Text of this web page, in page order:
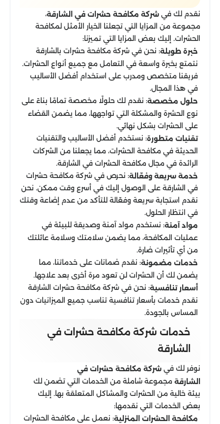
نقدم لك في شركة مكافحة حشرات في الشارقة،
مجموعة من المزايا التي تجعلنا الخيار الأمثل لمكافحة
الحشرات. إليك بعض المزايا التي تميزنا:
خبرة طويلة: نحن في شركة مكافحة حشرات بالشارقة
نتمتع بخبرة واسعة في التعامل مع جميع أنواع الحشرات.
فريقنا متخصص ومدرب على استخدام أفضل الأساليب
في هذا المجال.
حلول مخصصة: نقدم لك حلولًا مخصصة تمامًا بناءً على
نوع الحشرة والمشكلة التي تواجهها، مما يضمن القضاء
على الحشرات بشكل نهائي.
تقنيات متطورة: نستخدم أفضل الأساليب والتقنيات
الحديثة في مكافحة الحشرات، مما يجعلنا من الشركات
الرائدة في مجال مكافحة الحشرات في الشارقة.
خدمة سريعة وفعّالة: نحرص في شركة مكافحة حشرات
في الشارقة على الوصول إليك في أسرع وقت ممكن. نحن
نقدم استجابة سريعة وفعّالة للتأكد من عدم إضاعة وقتك
في انتظار الحلول.
مواد آمنة: نستخدم مواد آمنة وصديقة للبيئة في
عمليات المكافحة، مما يضمن سلامتك وسلامة عائلتك
من أي تأثيرات ضارة.
خدمات مضمونة: نقدم ضمانات على خدماتنا، مما
يضمن لك أن الحشرات لن تعود مرة أخرى بعد علاجها.
أسعار تنافسية: نحن في شركة مكافحة حشرات الشارقة
نقدم خدمات بأسعار تنافسية تناسب جميع الميزانيات دون
المساس بالجودة.
خدمات شركة مكافحة حشرات في
الشارقة
نوفر لك في شركة مكافحة حشرات في
الشارقة مجموعة شاملة من الخدمات التي تضمن لك
بيئة خالية من الحشرات والمشاكل المتعلقة بها. إليك
بعض الخدمات التي نقدمها:
مكافحة الحشرات المنزلية: نعمل على مكافحة الحشرات